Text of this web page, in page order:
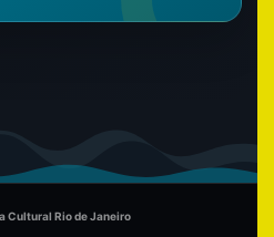
Cultural Rio de Janeiro